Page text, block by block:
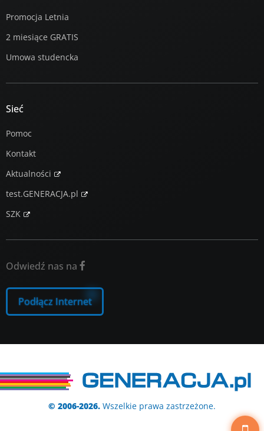
Promocja Letnia
2 miesiące GRATIS
Umowa studencka
Sieć
Pomoc
Kontakt
Aktualności
test.GENERACJA.pl
SZK
Odwiedź nas na 
Podłącz Internet
© 2006-2026. Wszelkie prawa zastrzeżone.